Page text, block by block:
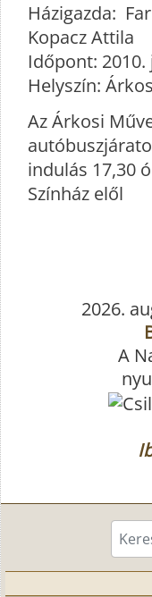
Házigazda:
Kopacz Attila
Időpont: 2010.
Helyszín:
Az Árkosi
indulás 17,30
Színház elől
2026.
A